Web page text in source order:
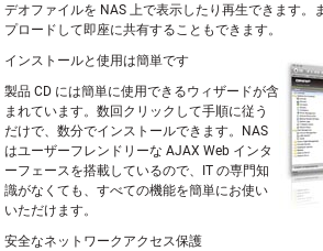
デオファイルを NAS 上で表示したり再生できます。
プロードして即座に共有することもできます。
インストールと使用は簡単です
製品 CD には簡単に使用できるウィザードが含
まれています。数回クリックして手順に従う
だけで、数分でインストールできます。NAS
はユーザーフレンドリーな AJAX Web インタ
ーフェースを搭載しているので、IT の専門知
識がなくても、すべての機能を簡単にお使い
いただけます。
安全なネットワークアクセス保護